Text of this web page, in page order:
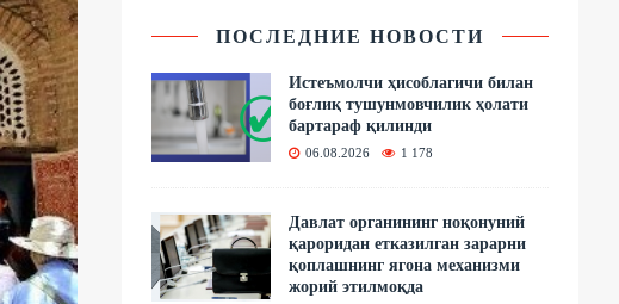
ПОСЛЕДНИЕ НОВОСТИ
Истеъмолчи ҳисоблагичи билан
боғлиқ тушунмовчилик ҳолати
бартараф қилинди
06.08.2026 1 178
Давлат органининг ноқонуний
қароридан етказилган зарарни
қоплашнинг ягона механизми
жорий этилмоқда